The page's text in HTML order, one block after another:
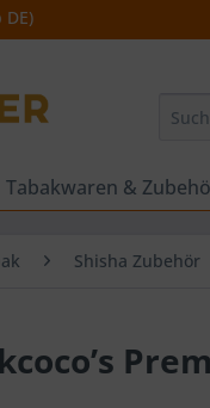
Tabakwaren &
Shisha Zubehör